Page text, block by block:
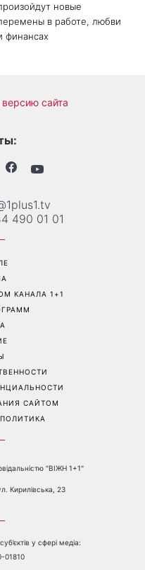
новые
в работе, любви
финансах
сайта
490 01 01
КАНАЛА 1+1
САЙТОМ
"ВІЖН 1+1"
Кирилівська, 23
у сфері медіа:
01810